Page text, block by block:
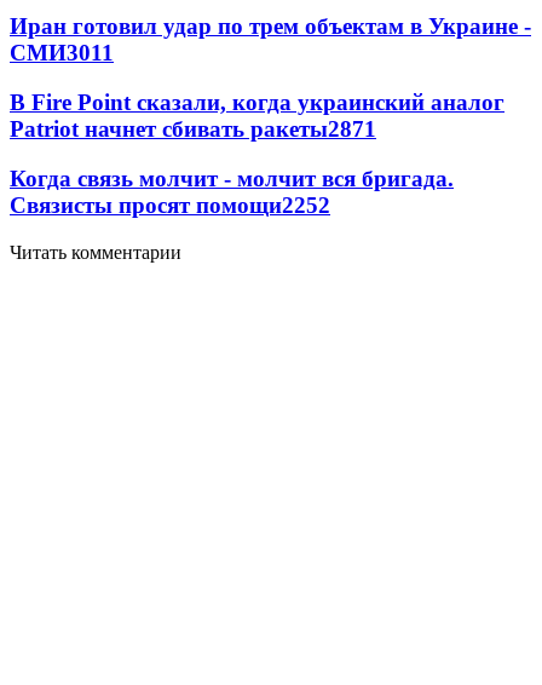
Иран готовил удар по трем объектам в Украине -
СМИ3011
В Fire Point сказали, когда украинский аналог
Patriot начнет сбивать ракеты2871
Когда связь молчит - молчит вся бригада.
Связисты просят помощи2252
Читать комментарии